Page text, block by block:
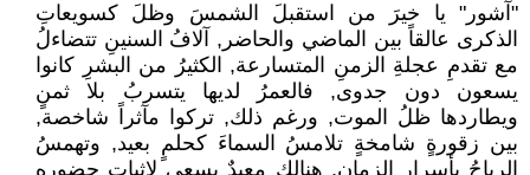
"آشور" يا خيرَ من استقبلَ الشمسَ وظلَ كسويعاتِ
الذكرى عالقاً بين الماضي والحاضر, آلافُ السنينِ تتضاءلُ
مع تقدمِ عجلةِ الزمنِ المتسارعة, الكثيرُ من البشرِ كانوا
يسعون دون جدوى, فالعمرُ لديها يتسربُ بلا ثمنٍ
ويطاردها ظلُ الموت, ورغم ذلك, تركوا مآثراً شاخصة,
بين زقورةٍ شامخةٍ تلامسُ السماءَ كحلمٍ بعيد, وتهمسُ
الرياحُ بأسرارِ الزمان, هنالك معبدٌ يسعى لإثباتِ حضوره